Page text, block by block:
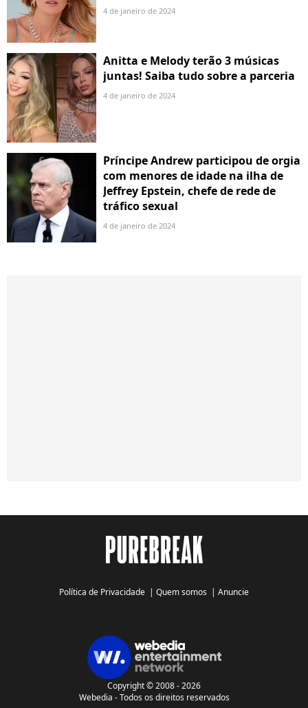
4 de janeiro de 2024
Anitta e Melody terão 3 músicas
juntas! Saiba tudo sobre a parceria
4 de janeiro de 2024
Príncipe Andrew participou de orgia
com menores de idade na ilha de
Jeffrey Epstein, chefe de rede de
tráfico sexual
4 de janeiro de 2024
Política de Privacidade | Quem somos | Anuncie
Copyright © 2008 - 2026
Webedia - Todos os direitos reservados